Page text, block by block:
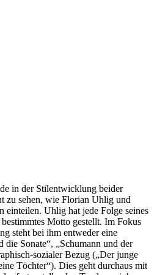
in der Stilentwicklung beider
zu sehen, wie Florian Uhlig und
Uhlig hat jede Folge seines
Motto gestellt. Im Fokus
steht bei ihm entweder eine
die Sonate“, „Schumann und der
sozialer Bezug („Der junge
Töchter“). Dies geht durchaus mit